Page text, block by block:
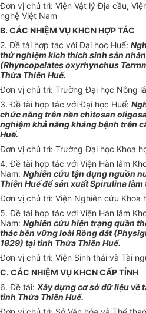
Đơn vị chủ trì: Viện Vật lý Địa cầu,
nghệ Việt Nam
B. CÁC NHIỆM VỤ KHCN HỢP TÁC
2. Đề tài hợp tác với Đại học Huế:
thử nghiệm kích thích sinh sản nhâ
(Rhyncopelates oxyrhynchus
Thừa Thiên Huế.
Đơn vị chủ trì: Trường Đại học Nông
3. Đề tài hợp tác với Đại học Huế:
chức năng trên nền chitosan oligo
nghiệm khả năng kháng bệnh trên
Huế.
Đơn vị chủ trì: Trường Đại học Khoa
4. Đề tài hợp tác với Viện Hàn lâm
Nam: Nghiên cứu tận dụng nguồn
Thiên Huế để sản xuất Spirulina làm
Đơn vị chủ trì: Viện Nghiên cứu Khoa
5. Đề tài hợp tác với Viện Hàn lâm
Nam: Nghiên cứu hiện trạng quần
thác bền vững loài Rồng đất
1829) tại tỉnh Thừa Thiên Huế.
Đơn vị chủ trì: Viện Sinh thái và Tài
C. CÁC NHIỆM VỤ KHCN CẤP TỈNH
6. Đề tài: Xây dựng cơ sở dữ liệu về
tỉnh Thừa Thiên Huế.